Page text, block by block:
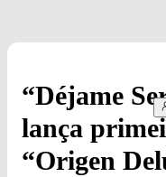
“Déjame
lança
“Origen